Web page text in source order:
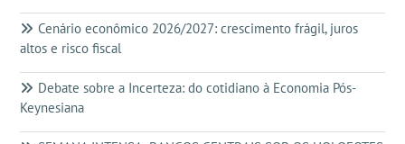
Cenário econômico 2026/2027: crescimento frágil, juros
altos e risco fiscal
Debate sobre a Incerteza: do cotidiano à Economia Pós-
Keynesiana